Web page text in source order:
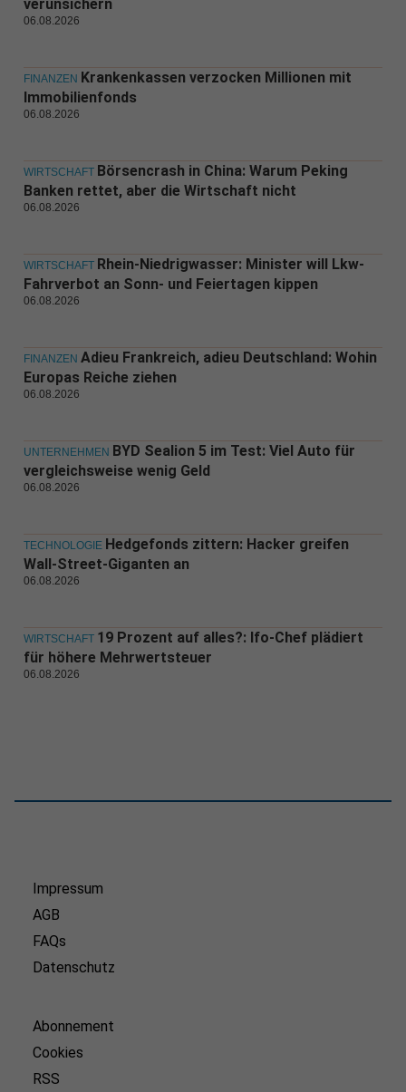
verunsichern
06.08.2026
FINANZEN Krankenkassen verzocken Millionen mit
Immobilienfonds
06.08.2026
WIRTSCHAFT Börsencrash in China: Warum Peking
Banken rettet, aber die Wirtschaft nicht
06.08.2026
WIRTSCHAFT Rhein-Niedrigwasser: Minister will Lkw-
Fahrverbot an Sonn- und Feiertagen kippen
06.08.2026
FINANZEN Adieu Frankreich, adieu Deutschland: Wohin
Europas Reiche ziehen
06.08.2026
UNTERNEHMEN BYD Sealion 5 im Test: Viel Auto für
vergleichsweise wenig Geld
06.08.2026
TECHNOLOGIE Hedgefonds zittern: Hacker greifen
Wall-Street-Giganten an
06.08.2026
WIRTSCHAFT 19 Prozent auf alles?: Ifo-Chef plädiert
für höhere Mehrwertsteuer
06.08.2026
Impressum
AGB
FAQs
Datenschutz
Abonnement
Cookies
RSS